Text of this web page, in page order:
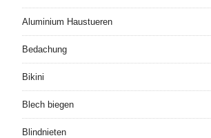
Aluminium Haustueren
Bedachung
Bikini
Blech biegen
Blindnieten